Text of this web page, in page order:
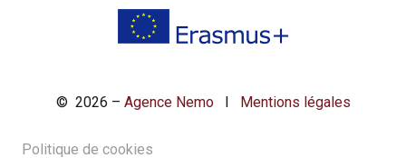
© 2026 – Agence NemoI Mentions légales
Politique de cookies